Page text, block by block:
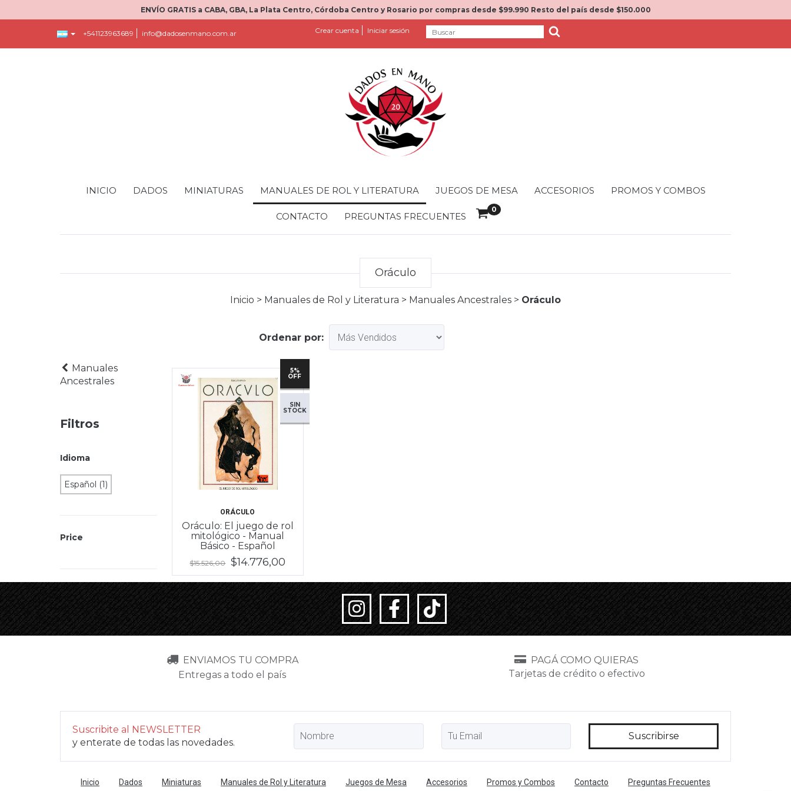
ENVÍO GRATIS a CABA, GBA, La Plata Centro, Córdoba Centro y Rosario por compras desde $99.990 Resto del país desde $150.000
+541123963689 info@dadosenmano.com.ar Crear cuenta Iniciar sesión
INICIO DADOS MINIATURAS MANUALES DE ROL Y LITERATURA JUEGOS DE MESA ACCESORIOS PROMOS Y COMBOS
CONTACTO PREGUNTAS FRECUENTES
0
Oráculo
Inicio > Manuales de Rol y Literatura > Manuales Ancestrales > Oráculo
Ordenar por:
Manuales
Ancestrales
Filtros
Idioma
Español (1)
Price
5%
OFF
SIN
STOCK
ORÁCULO
Oráculo: El juego de rol
mitológico - Manual
Básico - Español
$15.526,00 $14.776,00
ENVIAMOS TU COMPRA
Entregas a todo el país
PAGÁ COMO QUIERAS
Tarjetas de crédito o efectivo
Suscribite al NEWSLETTER
y enterate de todas las novedades.
Inicio Dados Miniaturas Manuales de Rol y Literatura Juegos de Mesa Accesorios Promos y Combos Contacto Preguntas Frecuentes